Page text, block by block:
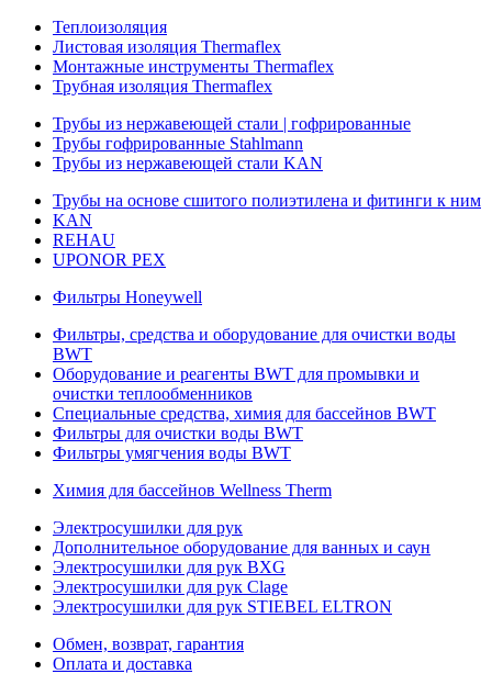
Теплоизоляция
Листовая изоляция Thermaflex
Монтажные инструменты Thermaflex
Трубная изоляция Thermaflex
Трубы из нержавеющей стали | гофрированные
Трубы гофрированные Stahlmann
Трубы из нержавеющей стали KAN
Трубы на основе сшитого полиэтилена и фитинги к ним
KAN
REHAU
UPONOR PEX
Фильтры Honeywell
Фильтры, средства и оборудование для очистки воды
BWT
Оборудование и реагенты BWT для промывки и
очистки теплообменников
Специальные средства, химия для бассейнов BWT
Фильтры для очистки воды BWT
Фильтры умягчения воды BWT
Химия для бассейнов Wellness Therm
Электросушилки для рук
Дополнительное оборудование для ванных и саун
Электросушилки для рук BXG
Электросушилки для рук Clage
Электросушилки для рук STIEBEL ELTRON
Обмен, возврат, гарантия
Оплата и доставка